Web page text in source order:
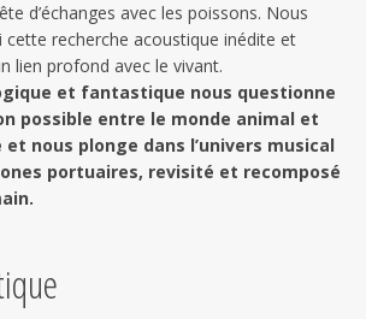
d’échanges avec les poissons. Nous
cette recherche acoustique inédite et
lien profond avec le vivant.
et fantastique nous questionne
possible entre le monde animal et
et nous plonge dans l’univers musical
portuaires, revisité et recomposé